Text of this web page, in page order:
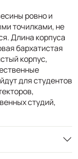
ровно и
точилками, не
Длина корпуса
бархатистая
корпус,
для студентов
студий,